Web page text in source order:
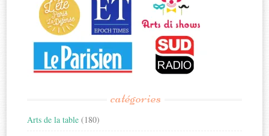
catégories
Arts de la table (180)